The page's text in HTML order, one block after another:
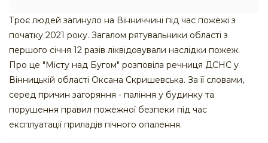
Троє людей загинуло на Вінниччині під час пожежі з
початку 2021 року. Загалом рятувальники області з
першого січня 12 разів ліквідовували наслідки пожеж.
Про це "Місту над Бугом" розповіла речниця ДСНС у
Вінницькій області Оксана Скришевська. За її словами,
серед причин загоряння - паління у будинку та
порушення правил пожежної безпеки під час
експлуатації приладів пічного опалення.